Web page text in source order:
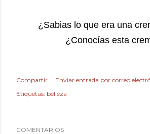
¿Sabias lo que era una
¿Conocías esta
Compartir
Enviar entrada por correo
Etiquetas: belleza
COMENTARIOS